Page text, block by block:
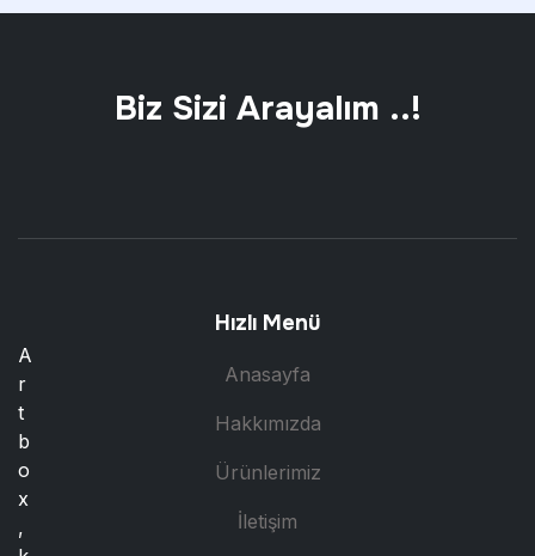
Biz Sizi Arayalım ..!
A
r
t
b
o
x
,
Hızlı Menü
Anasayfa
Hakkımızda
Ürünlerimiz
İletişim